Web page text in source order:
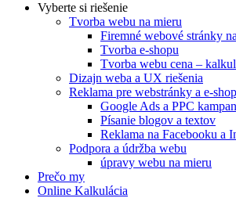
Vyberte si riešenie
Tvorba webu na mieru
Firemné webové stránky
Tvorba e-shopu
Tvorba webu cena –
Dizajn weba a UX riešenia
Reklama pre webstránky a e-
Google Ads a PPC
Písanie blogov a textov
Reklama na Facebooku a
Podpora a údržba webu
úpravy webu na mieru
Prečo my
Online Kalkulácia